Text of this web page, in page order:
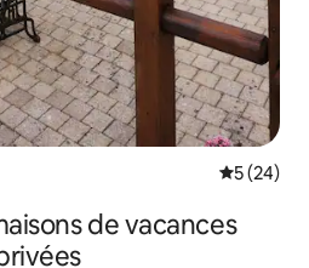
5 (24)
de vacances